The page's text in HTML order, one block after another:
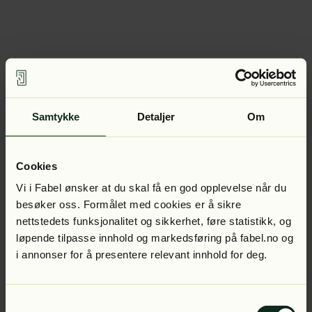
Samtykke Detaljer Om
Cookies
Vi i Fabel ønsker at du skal få en god opplevelse når du
besøker oss. Formålet med cookies er å sikre
nettstedets funksjonalitet og sikkerhet, føre statistikk, og
løpende tilpasse innhold og markedsføring på fabel.no og
i annonser for å presentere relevant innhold for deg.